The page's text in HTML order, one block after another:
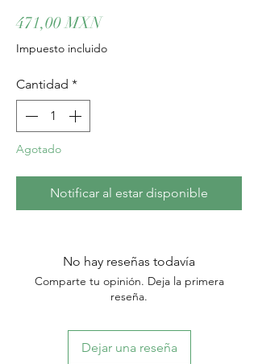
471,00 MXNPrecio
Impuesto incluido
Cantidad *
Agotado
Notificar al estar disponible
No hay reseñas todavía
Comparte tu opinión. Deja la primera
reseña.
Dejar una reseña